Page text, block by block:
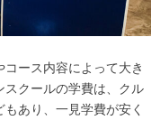
ース内容によって大き
スクールの学費は、クル
あり、一見学費が安く